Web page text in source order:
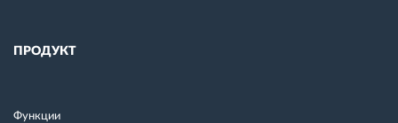
ПРОДУКТ
Функции